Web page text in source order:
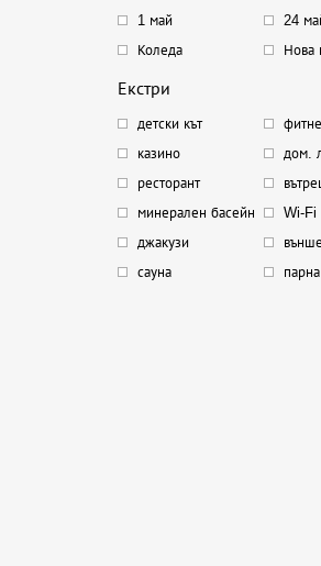
1 май
24
Коледа
Нова
Екстри
детски кът
казино
дом.
ресторант
минерален басейн
Wi-Fi
джакузи
сауна